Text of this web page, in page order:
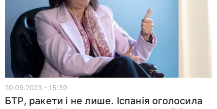
20.09.2023 - 15:39
БТР, ракети і не лише. Іспанія оголосила